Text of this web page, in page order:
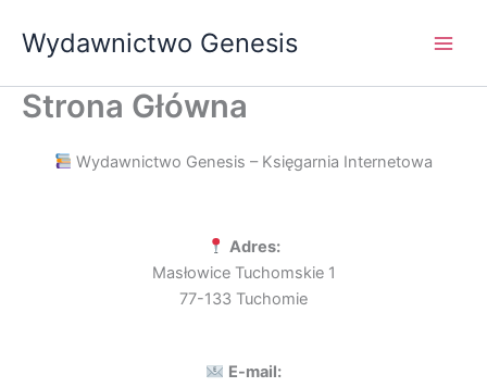
Wydawnictwo Genesis
Strona Główna
Wydawnictwo Genesis – Księgarnia Internetowa
Adres:
Masłowice Tuchomskie 1
77-133 Tuchomie
E-mail: